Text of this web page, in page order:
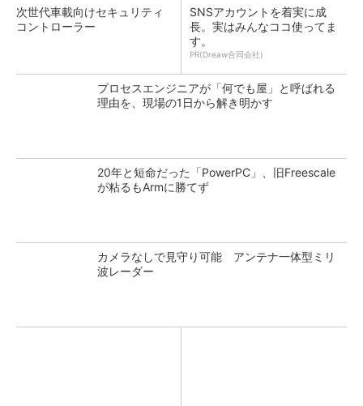
次世代車載向けセキュリティ
コントローラー
SNSアカウントを着実に成
長。実はみんなココ使ってま
す。
PR(Dreaw合同会社)
プロセスエンジニアが「何でも屋」と呼ばれる
理由を、現場の1日から解き明かす
20年と短命だった「PowerPC」、旧Freescale
が粘るもArmに勝てず
カメラなしで見守り可能 アンテナ一体型ミリ
波レーダー